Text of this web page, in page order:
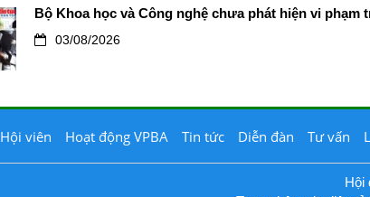
Bộ Khoa học và Công nghệ chưa phát hiện vi phạm
03/08/2026
Hội viên Hoạt động VPBA Tin tức Diễn đàn Tư vấn
Hội